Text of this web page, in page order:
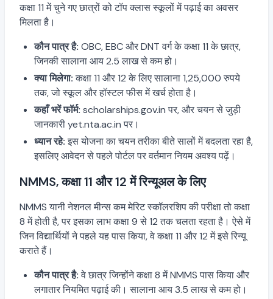
कक्षा 11 में चुने गए छात्रों को टॉप क्लास स्कूलों में पढ़ाई का अवसर
मिलता है।
कौन पात्र है: OBC, EBC और DNT वर्ग के कक्षा 11 के छात्र,
जिनकी सालाना आय 2.5 लाख से कम हो।
क्या मिलेगा:कक्षा 11 और 12 के लिए सालाना 1,25,000 रुपये
तक, जो स्कूल और हॉस्टल फीस में खर्च होता है।
कहाँ भरें फॉर्म: scholarships.gov.in पर, और चयन से जुड़ी
जानकारी yet.nta.ac.in पर।
ध्यान रहे:इस योजना का चयन तरीका बीते सालों में बदलता रहा है,
इसलिए आवेदन से पहले पोर्टल पर वर्तमान नियम अवश्य पढ़ें।
NMMS, कक्षा 11 और 12 में रिन्यूअल के लिए
NMMS यानी नेशनल मीन्स कम मेरिट स्कॉलरशिप की परीक्षा तो कक्षा
8 में होती है, पर इसका लाभ कक्षा 9 से 12 तक चलता रहता है। ऐसे में
जिन विद्यार्थियों ने पहले यह पास किया, वे कक्षा 11 और 12 में इसे रिन्यू
कराते हैं।
कौन पात्र है:वे छात्र जिन्होंने कक्षा 8 में NMMS पास किया और
लगातार नियमित पढ़ाई की। सालाना आय 3.5 लाख से कम हो।